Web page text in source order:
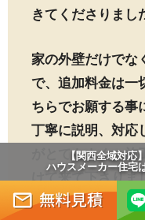
きてくださりまし
家の外壁だけでな
で、追加料金は一
ちらでお願する事
丁寧に説明、対応
がとてもよく、施
けて来て下さりま
【関西全域対応
ハウスメーカー住宅